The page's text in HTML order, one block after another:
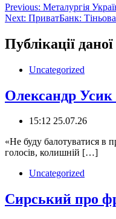
Навігація
записів
Previous: Металургія
Next: ПриватБанк:
Публікації
Uncategorized
Олександр Усик
15:12 25.07.26
«Не буду балотуватися в
голосів, колишній […]
Uncategorized
Сирський про